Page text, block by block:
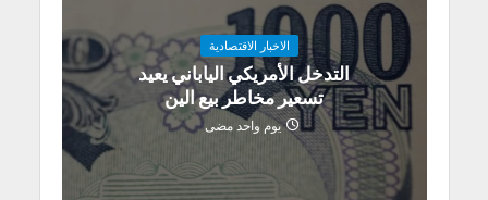
الاخبار الاقتصادية
التدخل الأمريكي الياباني يعيد
تسعير مخاطر بيع الين
يوم واحد مضى